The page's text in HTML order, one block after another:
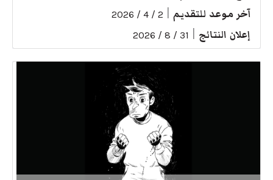
آخر موعد للتقديم 2 / 4 / 2026
إعلان النتائج 31 / 8 / 2026